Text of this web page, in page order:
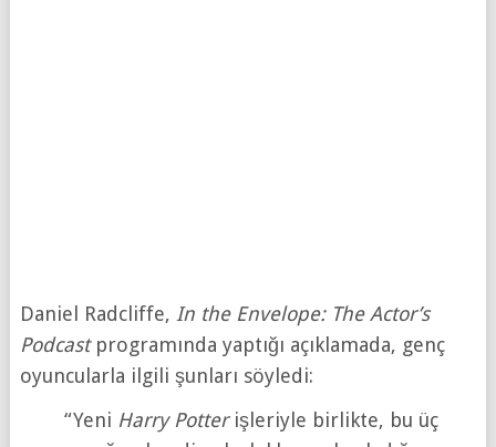
Daniel Radcliffe, In the Envelope: The Actor’s
Podcastprogramında yaptığı açıklamada, genç
oyuncularla ilgili şunları söyledi:
“Yeni Harry Potterişleriyle birlikte, bu üç